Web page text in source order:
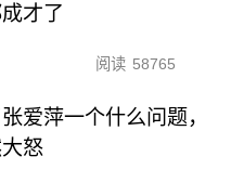
才了
阅读 58765
爱萍一个什么问题，
怒